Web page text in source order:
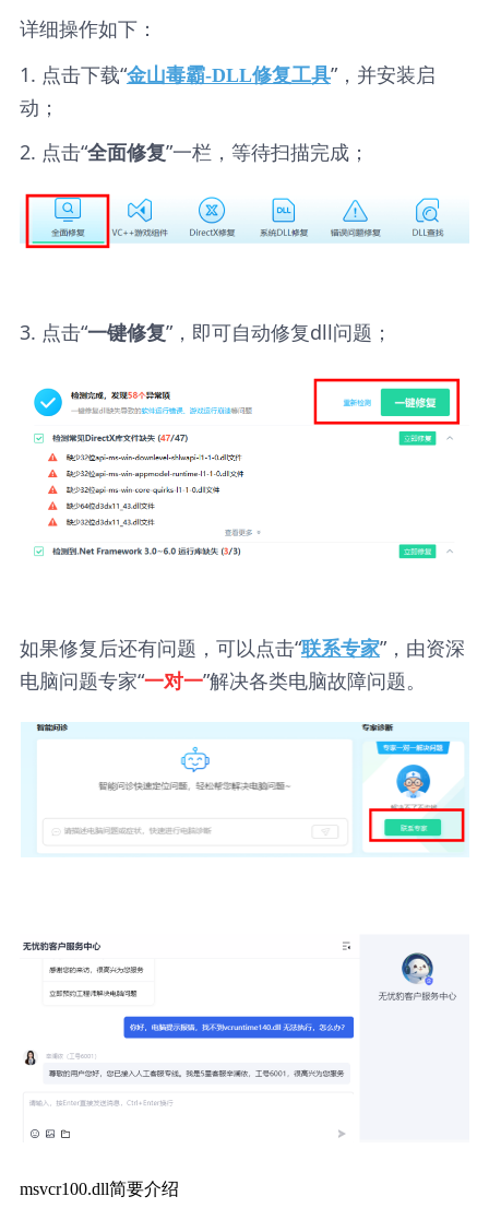
详细操作如下：
1. 点击下载“金山毒霸-DLL修复工具”，并安装启
动；
2. 点击“全面修复”一栏，等待扫描完成；
3. 点击“一键修复”，即可自动修复dll问题；
如果修复后还有问题，可以点击“联系专家”，由资深
电脑问题专家“一对一”解决各类电脑故障问题。
msvcr100.dll简要介绍